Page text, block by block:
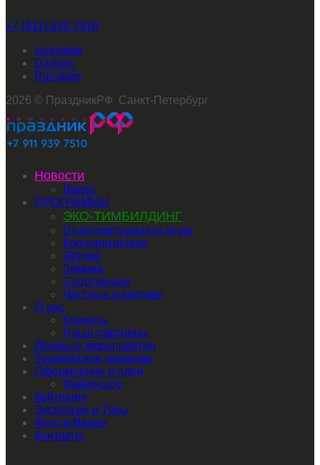
+7 (911) 939-7510
vkontakte
dzen
rutube
2026 © ПраздникРФ Санкт-Петербург
Новости
Видео
ПРОГРАММЫ
ЭКО-ТИМБИЛДИНГ
Интеллектуальные игры
Корпоративные
Летние
Зимние
Спортивные
Частные и детские
О нас
Клиенты
Наши партнеры
Деловые мероприятия
Технические решения
Оформление и идеи
Файер-шоу
Кейтеринг
Экскурсии и Туры
Фото и Видео
Контакты